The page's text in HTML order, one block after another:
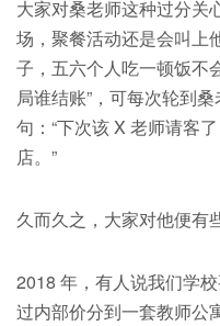
大家对桑老师这种过分关
场，聚餐活动还是会叫上
子，五六个人吃一顿饭不
局谁结账”，可每次轮到
句：“下次该 X 老师请客
店。”
久而久之，大家对他便有
2018 年，有人说我们学
过内部价分到一套教师公